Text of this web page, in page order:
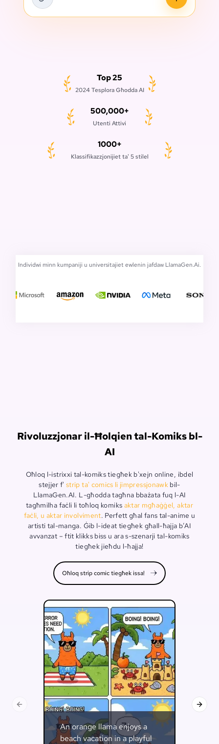
Top 25
2024 Tesplora Għodda AI
500,000+
Utenti Attivi
1000+
Klassifikazzjonijiet ta' 5 stilel
Individwi minn kumpaniji u universitajiet ewlenin jafdaw LlamaGen.Ai.
Rivoluzzjonar il-Ħolqien tal-Komiks bl-
AI
Oħloq l-istrixxi tal-komiks tiegħek b'xejn online, ibdel
stejjer f' strip ta' comics li jimpressjonawk bil-
LlamaGen.AI. L-għodda tagħna bbażata fuq l-AI
tagħmilha faċli li toħloq komiks aktar mgħaġġel, aktar
faċli, u aktar involviment. Perfett għal fans tal-anime u
artisti tal-manga. Ġib l-ideat tiegħek għall-ħajja b’AI
avvanzat – ftit klikks biss u ara s-szenarji tal-komiks
tiegħek jieħdu l-ħajja!
Oħloq strip comic tiegħek issa!
An orange llama enjoys a
beach vacation in a playful
Slide
Slide preċedenti